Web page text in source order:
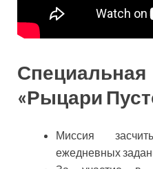
«Рыцари
Миссия
ежедневных